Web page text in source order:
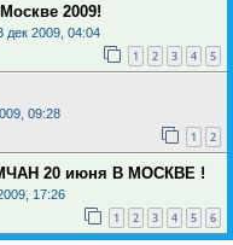
2009!
дек 2009, 04:04
1 2 3 4 5
09:28
1 2
20 июня В МОСКВЕ !
17:26
1 2 3 4 5 6